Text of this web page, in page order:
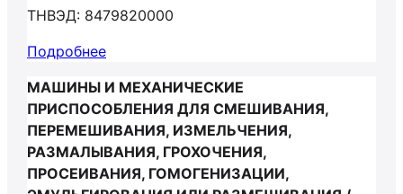
ТНВЭД: 8479820000
Подробнее
МАШИНЫ И МЕХАНИЧЕСКИЕ
ПРИСПОСОБЛЕНИЯ ДЛЯ СМЕШИВАНИЯ,
ПЕРЕМЕШИВАНИЯ, ИЗМЕЛЬЧЕНИЯ,
РАЗМАЛЫВАНИЯ, ГРОХОЧЕНИЯ,
ПРОСЕИВАНИЯ, ГОМОГЕНИЗАЦИИ,